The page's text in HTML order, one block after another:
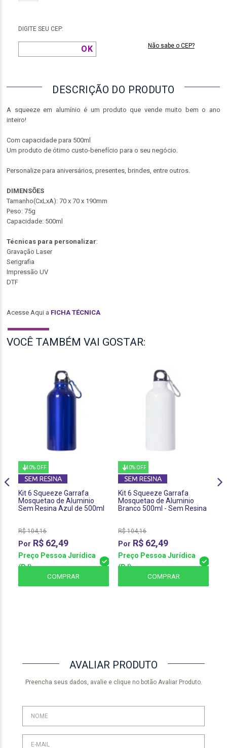
DIGITE SEU CEP:
Não sabe o CEP?
DESCRIÇÃO DO PRODUTO
A squeeze em alumínio é um produto que vende muito bem o ano
inteiro!
Com capacidade para 500ml
Um produto de ótimo custo-benefício para o seu negócio.
Personalize para aniversários, presentes, brindes, entre outros.
DIMENSÕES
Tamanho(CxLxA): 70 x 70 x 190mm
Peso: 75g
Capacidade: 500ml
Técnicas para personalizar:
Gravação Laser
Serigrafia
Impressão UV
DTF
Acesse Aqui a FICHA TÉCNICA
VOCÊ TAMBÉM VAI GOSTAR:
40% OFF
Kit 6 Squeeze Garrafa
Mosquetao de Aluminio
Sem Resina Azul de 500ml
R$ 104,16
R$ 62,49
Preço Pessoa Jurídica
(PJ)
COMPRAR
40% OFF
Kit 6 Squeeze Garrafa
Mosquetao de Aluminio
Branco 500ml - Sem Resina
R$ 104,16
R$ 62,49
Preço Pessoa Jurídica
(PJ)
COMPRAR
AVALIAR PRODUTO
Preencha seus dados, avalie e clique no botão Avaliar Produto.